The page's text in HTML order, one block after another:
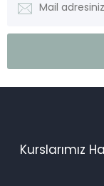
Kurslarımız